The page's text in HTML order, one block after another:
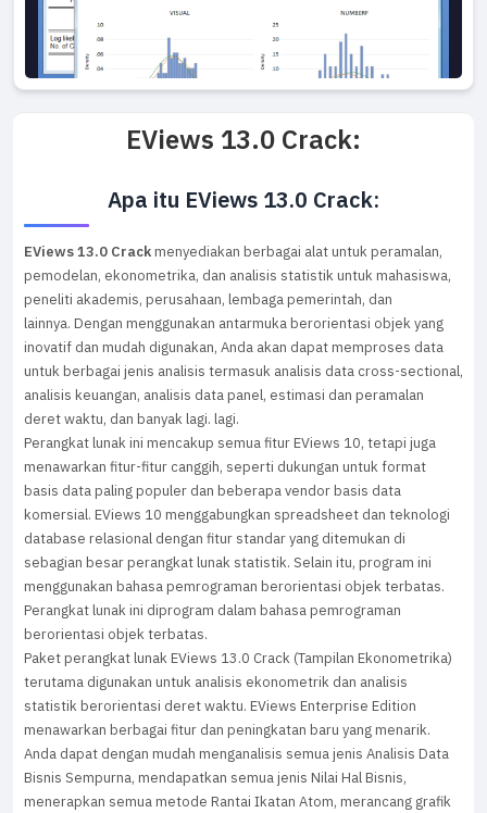
EViews 13.0 Crack:
Apa itu EViews 13.0 Crack:
EViews 13.0 Crackmenyediakan berbagai alat untuk peramalan,
pemodelan, ekonometrika, dan analisis statistik untuk mahasiswa,
peneliti akademis, perusahaan, lembaga pemerintah, dan
lainnya. Dengan menggunakan antarmuka berorientasi objek yang
inovatif dan mudah digunakan, Anda akan dapat memproses data
untuk berbagai jenis analisis termasuk analisis data cross-sectional,
analisis keuangan, analisis data panel, estimasi dan peramalan
deret waktu, dan banyak lagi. lagi.
Perangkat lunak ini mencakup semua fitur EViews 10, tetapi juga
menawarkan fitur-fitur canggih, seperti dukungan untuk format
basis data paling populer dan beberapa vendor basis data
komersial. EViews 10 menggabungkan spreadsheet dan teknologi
database relasional dengan fitur standar yang ditemukan di
sebagian besar perangkat lunak statistik. Selain itu, program ini
menggunakan bahasa pemrograman berorientasi objek terbatas.
Perangkat lunak ini diprogram dalam bahasa pemrograman
berorientasi objek terbatas.
Paket perangkat lunak EViews 13.0 Crack (Tampilan Ekonometrika)
terutama digunakan untuk analisis ekonometrik dan analisis
statistik berorientasi deret waktu. EViews Enterprise Edition
menawarkan berbagai fitur dan peningkatan baru yang menarik.
Anda dapat dengan mudah menganalisis semua jenis Analisis Data
Bisnis Sempurna, mendapatkan semua jenis Nilai Hal Bisnis,
menerapkan semua metode Rantai Ikatan Atom, merancang grafik